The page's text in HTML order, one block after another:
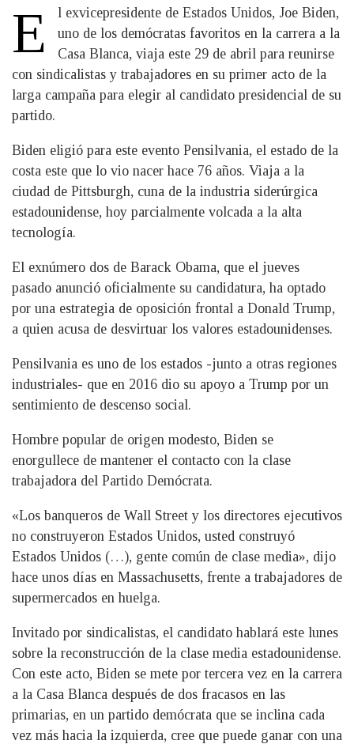
E
l exvicepresidente de Estados Unidos, Joe Biden,
uno de los demócratas favoritos en la carrera a la
Casa Blanca, viaja este 29 de abril para reunirse
con sindicalistas y trabajadores en su primer acto de la
larga campaña para elegir al candidato presidencial de su
partido.
Biden eligió para este evento Pensilvania, el estado de la
costa este que lo vio nacer hace 76 años. Viaja a la
ciudad de Pittsburgh, cuna de la industria siderúrgica
estadounidense, hoy parcialmente volcada a la alta
tecnología.
El exnúmero dos de Barack Obama, que el jueves
pasado anunció oficialmente su candidatura, ha optado
por una estrategia de oposición frontal a Donald Trump,
a quien acusa de desvirtuar los valores estadounidenses.
Pensilvania es uno de los estados -junto a otras regiones
industriales- que en 2016 dio su apoyo a Trump por un
sentimiento de descenso social.
Hombre popular de origen modesto, Biden se
enorgullece de mantener el contacto con la clase
trabajadora del Partido Demócrata.
«Los banqueros de Wall Street y los directores ejecutivos
no construyeron Estados Unidos, usted construyó
Estados Unidos (…), gente común de clase media», dijo
hace unos días en Massachusetts, frente a trabajadores de
supermercados en huelga.
Invitado por sindicalistas, el candidato hablará este lunes
sobre la reconstrucción de la clase media estadounidense.
Con este acto, Biden se mete por tercera vez en la carrera
a la Casa Blanca después de dos fracasos en las
primarias, en un partido demócrata que se inclina cada
vez más hacia la izquierda, cree que puede ganar con una